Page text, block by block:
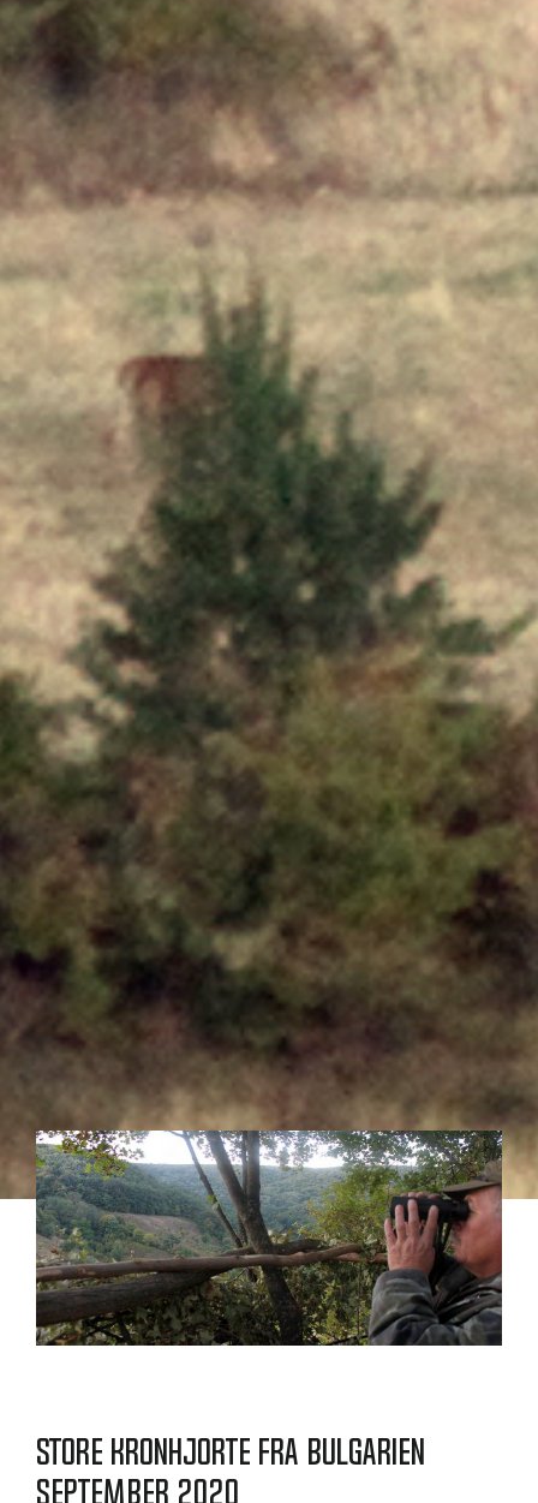
Store kronhjorte fra Bulgarien
september 2020